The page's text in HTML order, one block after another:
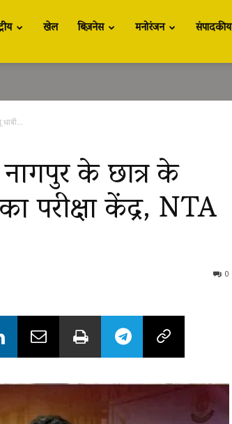
खेल बिज़नेस मनोरंजन संपादकीय
के छात्र के
परीक्षा केंद्र, NTA
0